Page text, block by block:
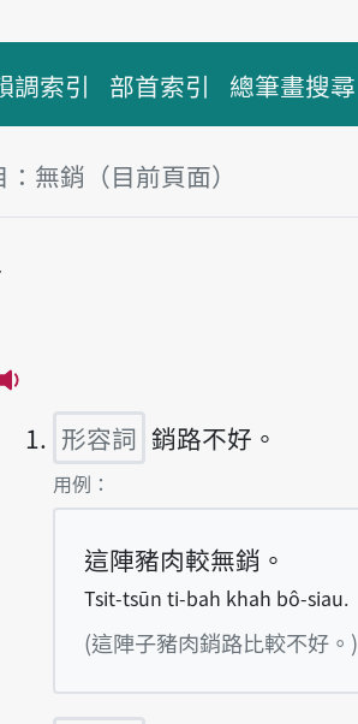
調索引 部首索引 總筆畫搜尋
無銷（目前頁面）
形容詞 銷路不好。
第1項釋義的
用例：
這陣豬肉較無銷。
Tsit-tsūn ti-bah khah bô-siau.
(這陣子豬肉銷路比較不好。)